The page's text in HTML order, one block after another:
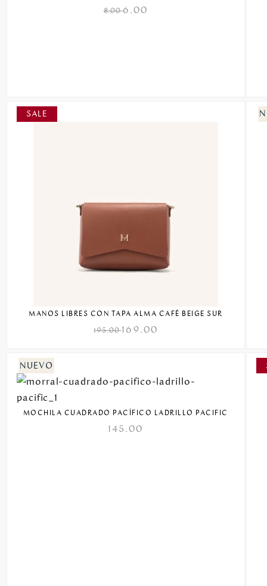
8.006.00
MANOS LIBRES CON TAPA ALMA CAFÉ BEIGE SUR
195.00169.00
MOCHILA CUADRADO PACÍFICO LADRILLO PACIFIC
145.00